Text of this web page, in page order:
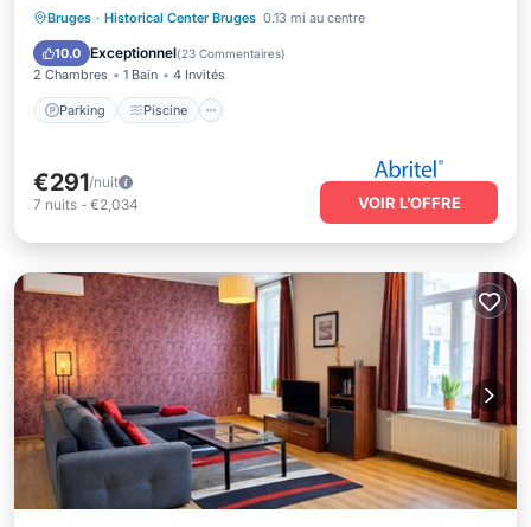
Bruges · Historical Center Bruges 0.13 mi au centre
10.0 Exceptionnel(23 Commentaires)
2 Chambres 1 Bain 4 Invités
Parking Piscine
Parking Piscine
Balcon/Terrasse
Cuisine
€291/nuit
7 nuits - €2,034 VOIR L’OFFRE